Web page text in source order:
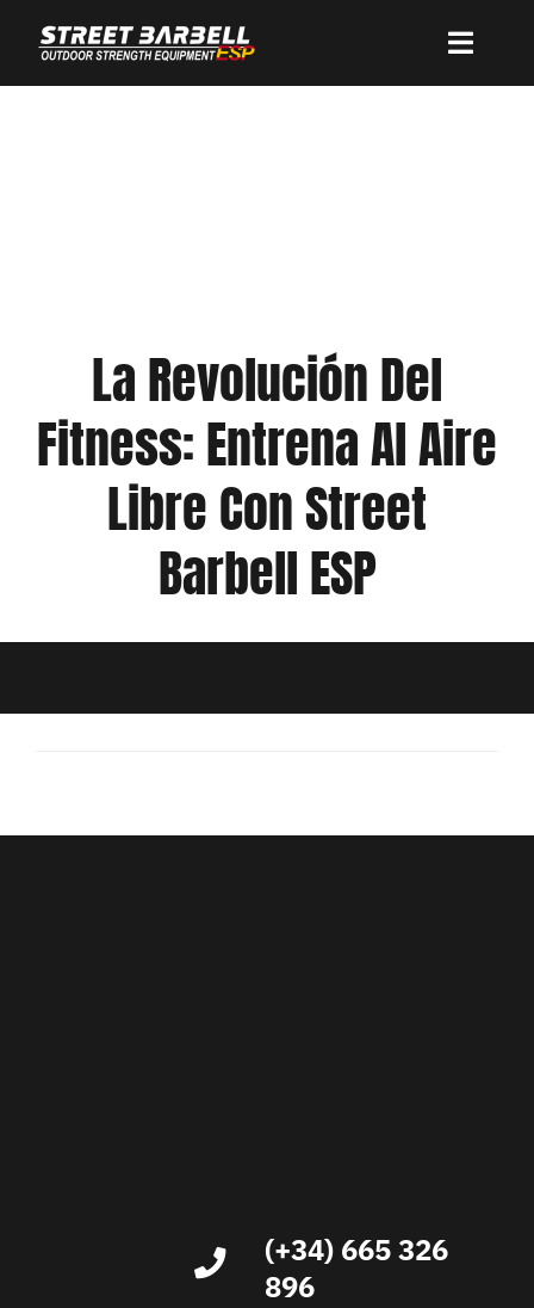
contenido
Toggle
Contacto
La Revolución Del
Fitness: Entrena Al Aire
Libre Con Street
Barbell ESP
(+34) 665 326
896